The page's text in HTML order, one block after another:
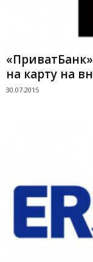
на карту на
30.07.2015